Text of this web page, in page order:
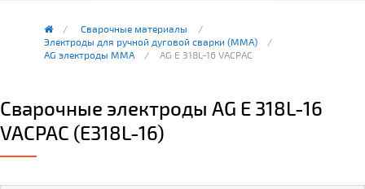
Сварочные материалы
Электроды для ручной дуговой сварки (ММА)
AG электроды MMA
AG E 318L-16 VACPAC
Сварочные электроды AG E 318L-16
VACPAC (E318L-16)